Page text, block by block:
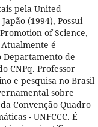
pela United
(1994), Possui
of Science,
Atualmente é
Departamento de
CNPq. Professor
e pesquisa no Brasil
sobre
Convenção Quadro
- UNFCCC. É